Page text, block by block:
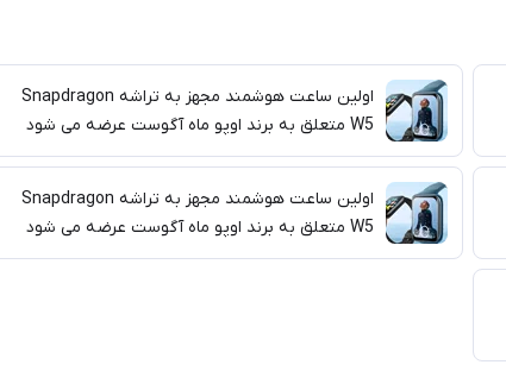
اولین ساعت هوشمند مجهز به تراشه Snapdragon
W5 متعلق به برند اوپو ماه آگوست عرضه می شود
اولین ساعت هوشمند مجهز به تراشه Snapdragon
W5 متعلق به برند اوپو ماه آگوست عرضه می شود